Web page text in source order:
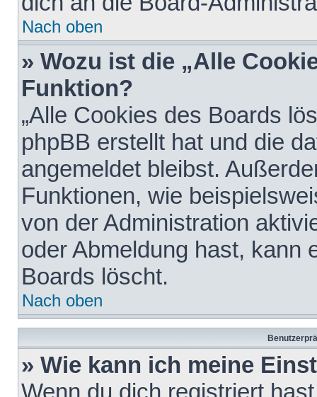
Nach oben
» Wozu ist die „Alle
Funktion?
„Alle Cookies des Boards
phpBB erstellt hat und die
angemeldet bleibst.
Funktionen, wie
von der Administration
oder Abmeldung hast, kann
Boards löscht.
Nach oben
» Wie kann ich meine
Wenn du dich registriert